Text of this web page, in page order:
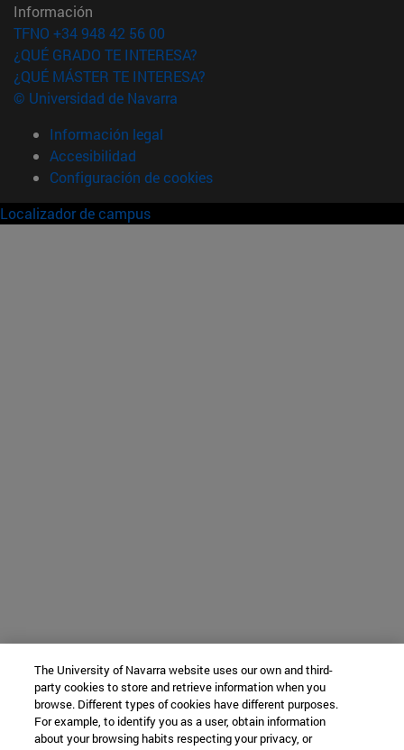
Información
TFNO +34 948 42 56 00
¿QUÉ GRADO TE INTERESA?
¿QUÉ MÁSTER TE INTERESA?
© Universidad de Navarra
Información legal
Accesibilidad
Configuración de cookies
Localizador de campus
The University of Navarra website uses our own and third-
party cookies to store and retrieve information when you
browse. Different types of cookies have different purposes.
For example, to identify you as a user, obtain information
about your browsing habits respecting your privacy, or